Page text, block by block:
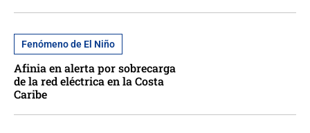
Fenómeno de El Niño
Afinia en alerta por sobrecarga
de la red eléctrica en la Costa
Caribe